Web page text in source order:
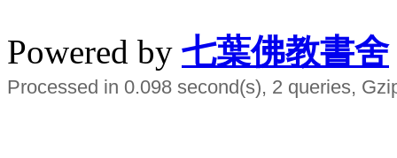
Powered by 七葉佛教書舍
Processed in 0.098 second(s), 2 queries,